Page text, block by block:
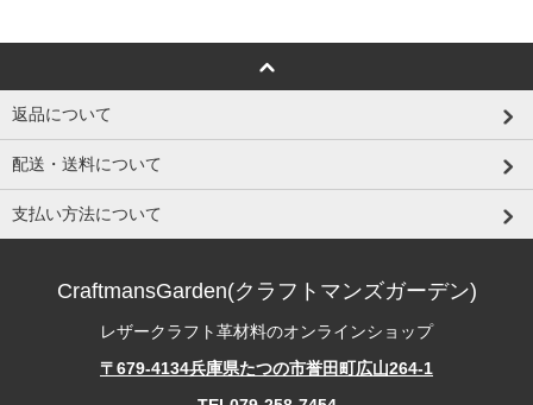
返品について
配送・送料について
支払い方法について
CraftmansGarden(クラフトマンズガーデン)
レザークラフト革材料のオンラインショップ
〒679-4134兵庫県たつの市誉田町広山264-1